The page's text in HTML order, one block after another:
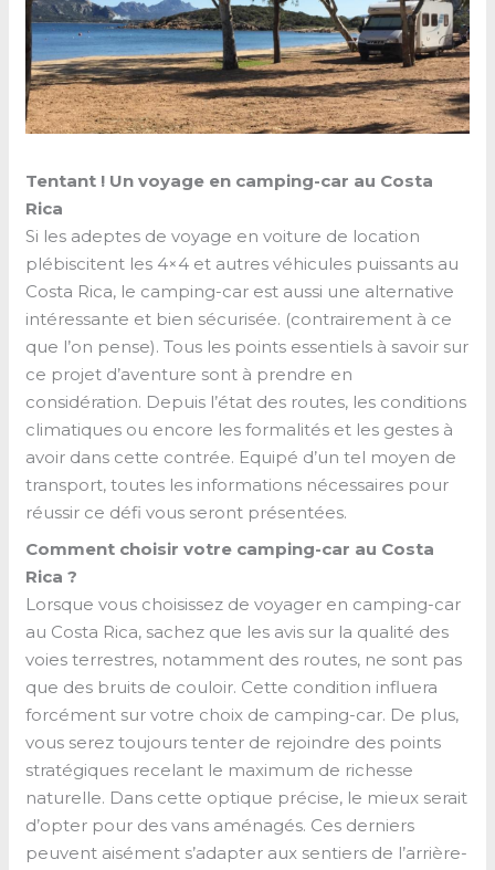
Tentant ! Un voyage en camping-car au Costa
Rica
Si les adeptes de voyage en voiture de location
plébiscitent les 4×4 et autres véhicules puissants au
Costa Rica, le camping-car est aussi une alternative
intéressante et bien sécurisée. (contrairement à ce
que l’on pense). Tous les points essentiels à savoir sur
ce projet d’aventure sont à prendre en
considération. Depuis l’état des routes, les conditions
climatiques ou encore les formalités et les gestes à
avoir dans cette contrée. Equipé d’un tel moyen de
transport, toutes les informations nécessaires pour
réussir ce défi vous seront présentées.
Comment choisir votre camping-car au Costa
Rica ?
Lorsque vous choisissez de voyager en camping-car
au Costa Rica, sachez que les avis sur la qualité des
voies terrestres, notamment des routes, ne sont pas
que des bruits de couloir. Cette condition influera
forcément sur votre choix de camping-car. De plus,
vous serez toujours tenter de rejoindre des points
stratégiques recelant le maximum de richesse
naturelle. Dans cette optique précise, le mieux serait
d’opter pour des vans aménagés. Ces derniers
peuvent aisément s’adapter aux sentiers de l’arrière-